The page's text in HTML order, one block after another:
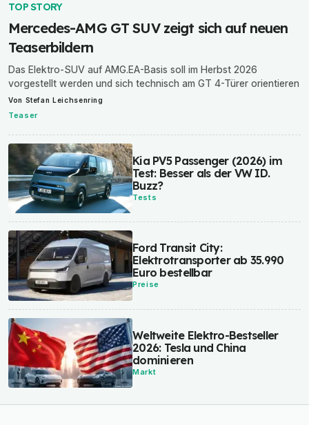
TOP STORY
Mercedes-AMG GT SUV zeigt sich auf neuen
Teaserbildern
Das Elektro-SUV auf AMG.EA-Basis soll im Herbst 2026
vorgestellt werden und sich technisch am GT 4-Türer orientieren
Von Stefan Leichsenring
Teaser
Kia PV5 Passenger (2026) im
Test: Besser als der VW ID.
Buzz?
Tests
Ford Transit City:
Elektrotransporter ab 35.990
Euro bestellbar
Preise
Weltweite Elektro-Bestseller
2026: Tesla und China
dominieren
Markt